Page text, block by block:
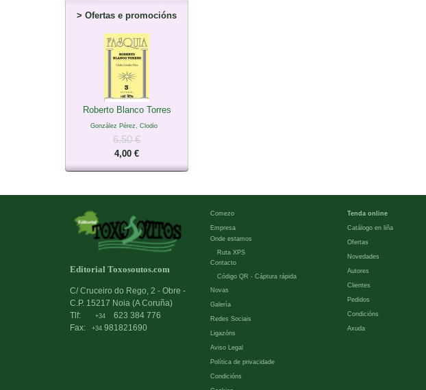
> Ofertas e promocións
Roberto Blanco Torres
González Pérez, Clodio
6,50 €
4,00 €
Editorial Toxosoutos.com
C/ Cruceiro do Rego, 2 - Obre -
C.P. 15217 Noia (A Coruña)
Tlf:
+34
623 384 776
Fax:
+34 981821690
Comezo
Empresa
Onde estamos
Ruta XPS
Contacto
Código QR - Cáptura rápida
Novas
Galería
Redes Sociais
Ligazóns
Aviso Legal
Política de privacidade
Condicións
Tenda online
Catálogo en liña
Ofertas
Novedades
Autores
Clientes
Pedidos
Condicións
Axuda